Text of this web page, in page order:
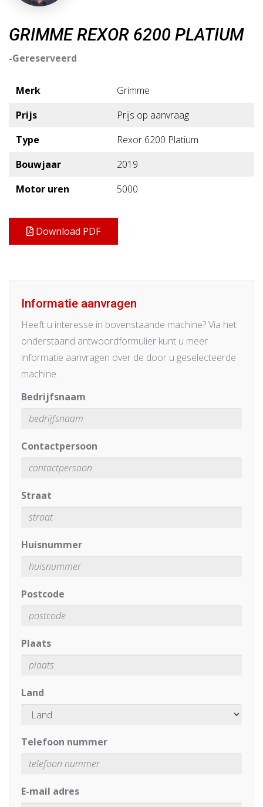
GRIMME REXOR 6200 PLATIUM
-Gereserveerd
Merk
Grimme
Prijs
Prijs op aanvraag
Type
Rexor 6200 Platium
Bouwjaar
2019
Motor uren
5000
Download PDF
Informatie aanvragen
Heeft u interesse in bovenstaande machine? Via het
onderstaand antwoordformulier kunt u meer
informatie aanvragen over de door u geselecteerde
machine.
Bedrijfsnaam
Contactpersoon
Straat
Huisnummer
Postcode
Plaats
Land
Telefoon nummer
E-mail adres